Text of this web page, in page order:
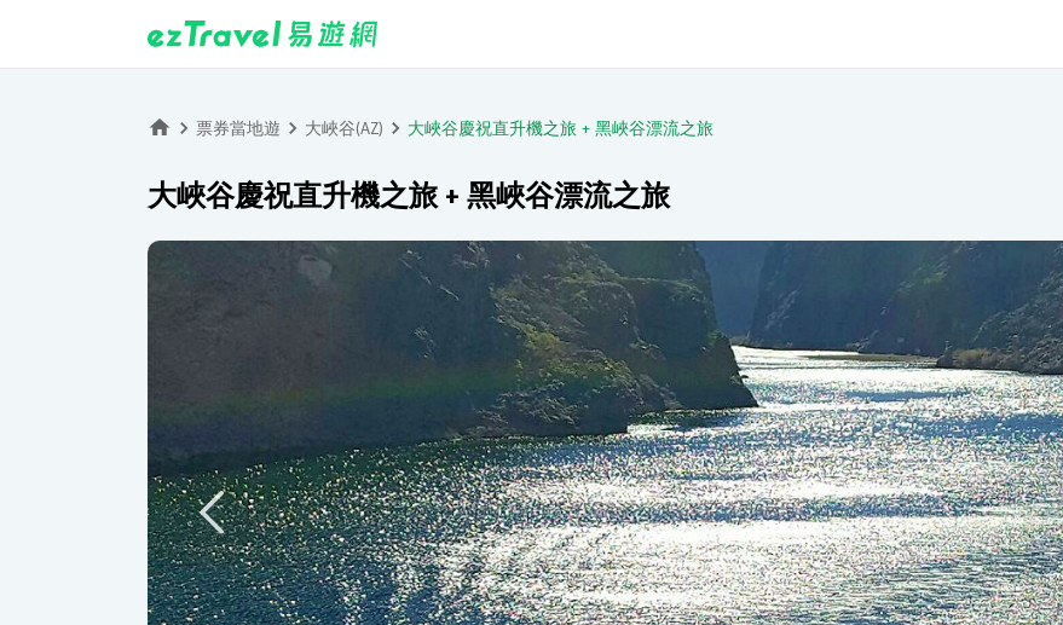
票券當地遊 大峽谷(AZ) 大峽谷慶祝直升機之旅 + 黑峽谷漂流之旅
大峽谷慶祝直升機之旅 + 黑峽谷漂流之旅